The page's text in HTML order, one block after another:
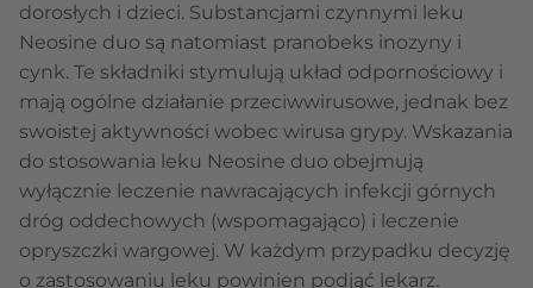
dorosłych i dzieci. Substancjami czynnymi leku
Neosine duo są natomiast pranobeks inozyny i
cynk. Te składniki stymulują układ odpornościowy i
mają ogólne działanie przeciwwirusowe, jednak bez
swoistej aktywności wobec wirusa grypy. Wskazania
do stosowania leku Neosine duo obejmują
wyłącznie leczenie nawracających infekcji górnych
dróg oddechowych (wspomagająco) i leczenie
opryszczki wargowej. W każdym przypadku decyzję
o zastosowaniu leku powinien podjąć lekarz.